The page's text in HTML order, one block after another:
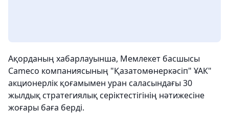
Ақорданың хабарлауынша, Мемлекет басшысы
Cameco компаниясының "Қазатомөнеркәсіп" ҰАК"
акционерлік қоғамымен уран саласындағы 30
жылдық стратегиялық серіктестігінің нәтижесіне
жоғары баға берді.